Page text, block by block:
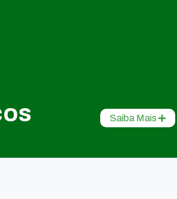
Saiba Mais